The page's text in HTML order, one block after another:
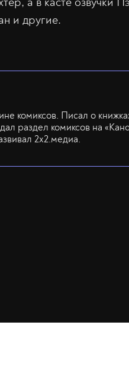
и другие.
комиксов. Писал о
раздел комиксов на
2х2.медиа.